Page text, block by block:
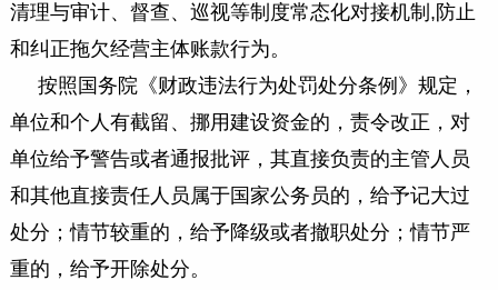
清理与审计、督查、巡视等制度常态化对接机制,防止
和纠正拖欠经营主体账款行为。
按照国务院《财政违法行为处罚处分条例》规定，
单位和个人有截留、挪用建设资金的，责令改正，对
单位给予警告或者通报批评，其直接负责的主管人员
和其他直接责任人员属于国家公务员的，给予记大过
处分；情节较重的，给予降级或者撤职处分；情节严
重的，给予开除处分。